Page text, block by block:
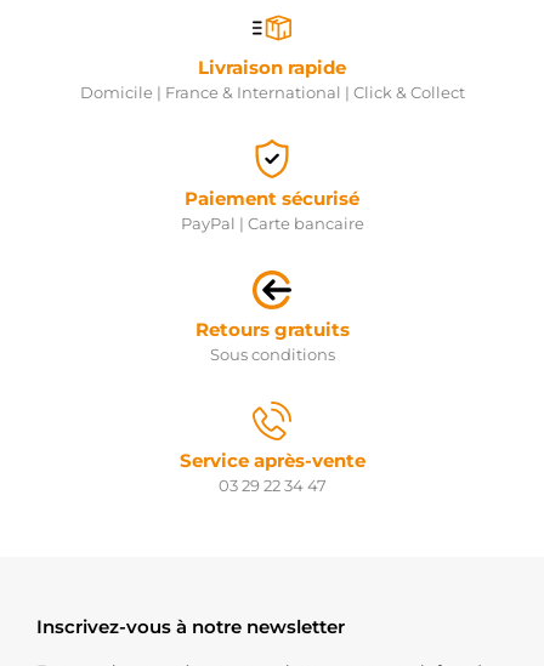
Livraison rapide
Domicile | France & International | Click & Collect
Paiement sécurisé
PayPal | Carte bancaire
Retours gratuits
Sous conditions
Service après-vente
03 29 22 34 47
Inscrivez-vous à notre newsletter